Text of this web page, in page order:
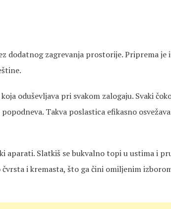
dodatnog zagrevanja prostorije. Priprema je
oduševljava pri svakom zalogaju. Svaki
Takva poslastica efikasno
Slatkiš se bukvalno topi u ustima i
i kremasta, što ga čini omiljenim